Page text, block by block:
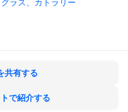
ラス、カトラリー
共有する
で紹介する